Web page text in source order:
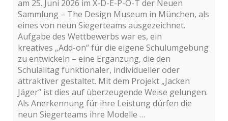
am 25. Juni 2026 im X-D-E-P-O-T der Neuen
Sammlung – The Design Museum in München, als
eines von neun Siegerteams ausgezeichnet.
Aufgabe des Wettbewerbs war es, ein
kreatives „Add-on“ für die eigene Schulumgebung
zu entwickeln – eine Ergänzung, die den
Schulalltag funktionaler, individueller oder
attraktiver gestaltet. Mit dem Projekt „Jacken
Jäger“ ist dies auf überzeugende Weise gelungen.
Als Anerkennung für ihre Leistung dürfen die
neun Siegerteams ihre Modelle …